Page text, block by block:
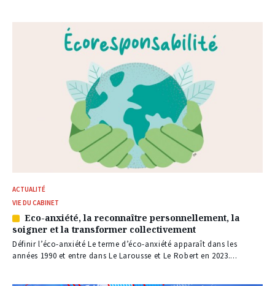
ACTUALITÉ
VIE DU CABINET
Article
réservé
à
nos
Eco-anxiété, la reconnaître personnellement, la
soigner et la transformer collectivement
Définir l’éco-anxiété Le terme d’éco-anxiété apparaît dans les
années 1990 et entre dans Le Larousse et Le Robert en 2023....